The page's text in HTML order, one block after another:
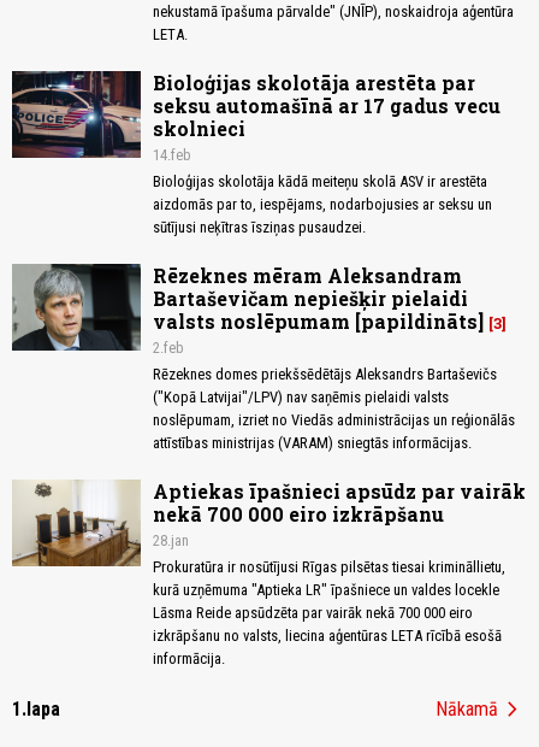
nekustamā īpašuma pārvalde" (JNĪP), noskaidroja aģentūra
LETA.
Bioloģijas skolotāja arestēta par
seksu automašīnā ar 17 gadus vecu
skolnieci
14.feb
Bioloģijas skolotāja kādā meiteņu skolā ASV ir arestēta
aizdomās par to, iespējams, nodarbojusies ar seksu un
sūtījusi neķītras īsziņas pusaudzei.
Rēzeknes mēram Aleksandram
Bartaševičam nepiešķir pielaidi
valsts noslēpumam [papildināts] 3
2.feb
Rēzeknes domes priekšsēdētājs Aleksandrs Bartaševičs
("Kopā Latvijai"/LPV) nav saņēmis pielaidi valsts
noslēpumam, izriet no Viedās administrācijas un reģionālās
attīstības ministrijas (VARAM) sniegtās informācijas.
Aptiekas īpašnieci apsūdz par vairāk
nekā 700 000 eiro izkrāpšanu
28.jan
Prokuratūra ir nosūtījusi Rīgas pilsētas tiesai krimināllietu,
kurā uzņēmuma "Aptieka LR" īpašniece un valdes locekle
Lāsma Reide apsūdzēta par vairāk nekā 700 000 eiro
izkrāpšanu no valsts, liecina aģentūras LETA rīcībā esošā
informācija.
1.lapa Nākamā chevron_right